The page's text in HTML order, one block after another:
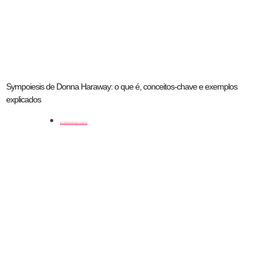
Sympoiesis de Donna Haraway: o que é, conceitos-chave e exemplos
explicados
artistas